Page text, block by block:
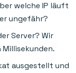
welche IP läuft
ungefähr?
Server? Wir
ausgestellt und